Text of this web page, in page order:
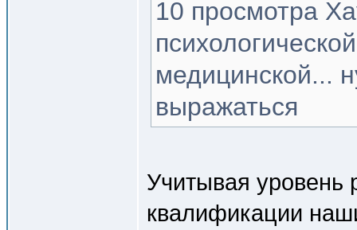
10 просмотра
медицинской...
выражаться
Учитывая уровень
квалификации